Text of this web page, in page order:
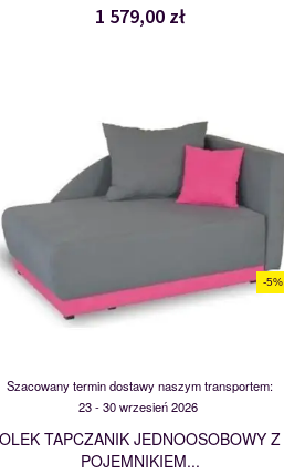
1 579,00 zł
-5%
Szacowany termin dostawy naszym transportem:
23 - 30 wrzesień 2026
OLEK TAPCZANIK JEDNOOSOBOWY Z
POJEMNIKIEM...